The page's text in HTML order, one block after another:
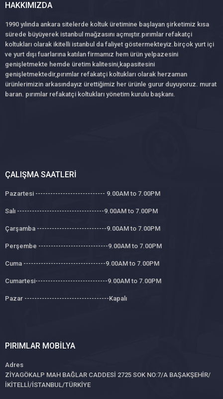
HAKKIMIZDA
1990 yılında ankara sitelerde koltuk üretimine başlayan şirketimiz kısa
sürede büyüyerek istanbul mağzasını açmıştır.pırımlar refakatçi
koltukları olarak ikitelli istanbul da faliyet göstermekteyiz.birçok yurt içi
ve yurt dışı fuarlarına katılan firmamız hem ürün yelpazesini
genişletmekte hemde üretim kalitesini,kapasitesini
genişletmektedir,pırımlar refakatçi koltukları olarak herzaman
ürünlerimizin arkasındayız ürettiğimiz her ürünle gurur duyuyoruz. murat
baran. pırımlar refakatçi koltukları yönetim kurulu başkanı.
ÇALIŞMA SAATLERI
Pazartesi ---------------------------- 9.00AM to 7.00PM
Salı -----------------------------------9.00AM to 7.00PM
Çarşamba ----------------------------9.00AM to 7.00PM
Perşembe ----------------------------9.00AM to 7.00PM
Cuma ---------------------------------9.00AM to 7.00PM
Cumartesi-----------------------------9.00AM to 7.00PM
Pazar ----------------------------------Kapalı
PIRIMLAR MOBILYA
Adres
ZİYAGÖKALP MAH BAĞLAR CADDESİ 2725 SOK NO:7/A BAŞAKŞEHİR/
İKİTELLİ/İSTANBUL/TÜRKİYE